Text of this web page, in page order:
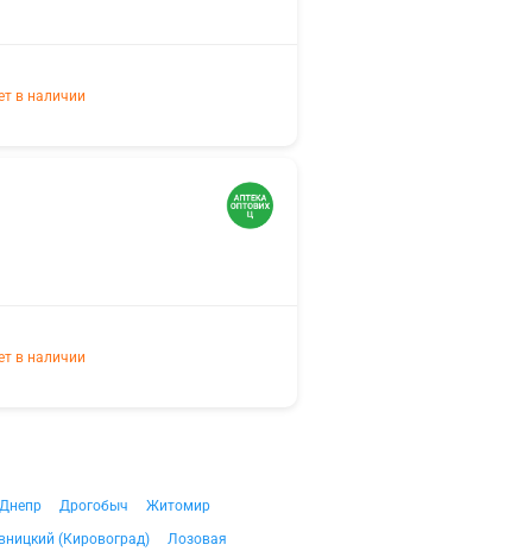
в наличии
в наличии
Днепр Дрогобыч
Житомир
(Кировоград)
Лозовая